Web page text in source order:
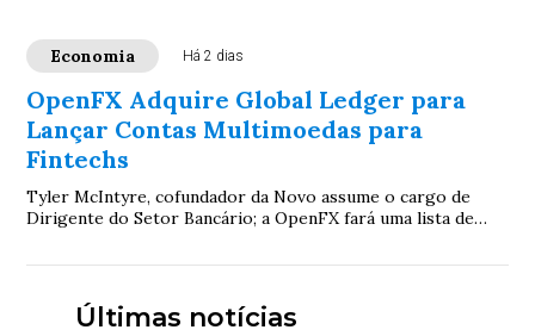
Economia Há 2 dias
OpenFX Adquire Global Ledger para
Lançar Contas Multimoedas para
Fintechs
Tyler McIntyre, cofundador da Novo assume o cargo de
Dirigente do Setor Bancário; a OpenFX fará uma lista de
Últimas notícias